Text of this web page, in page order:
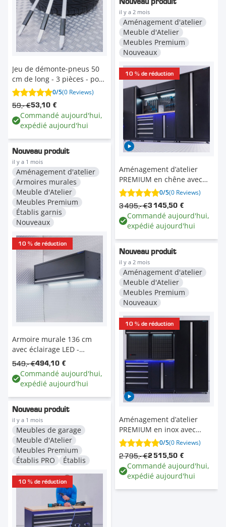
Jeu de démonte-pneus 50
cm de long - 3 pièces - pour
pneus auto et moto
0/5(0 Reviews)
53,10 €
59,- €
Commandé aujourd'hui,
expédié aujourd'hui
Nouveau produit
il y a 1 mois
Aménagement d'atelier
Armoires murales
Meuble d'Atelier
Meubles Premium
Établis garnis
Nouveaux
10 % de réduction
Armoire murale 136 cm
avec éclairage LED -
armoire supérieure large
pour atelier
494,10 €
549,- €
Commandé aujourd'hui,
expédié aujourd'hui
Nouveau produit
il y a 1 mois
Meubles de garage
Meuble d'Atelier
Meubles Premium
Établis PRO
Établis
10 % de réduction
Nouveau produit
il y a 2 mois
Aménagement d'atelier
Meuble d'Atelier
Meubles Premium
Nouveaux
10 % de réduction
Aménagement d’atelier
PREMIUM en chêne avec
tiroir et armoire à portes -
285 cm
0/5(0 Reviews)
3 145,50 €
3 495,- €
Commandé aujourd'hui,
expédié aujourd'hui
Nouveau produit
il y a 2 mois
Aménagement d'atelier
Meuble d'Atelier
Meubles Premium
Nouveaux
10 % de réduction
Aménagement d’atelier
PREMIUM en inox avec
tiroir et armoire à portes -
225 cm
0/5(0 Reviews)
2 515,50 €
2 795,- €
Commandé aujourd'hui,
expédié aujourd'hui